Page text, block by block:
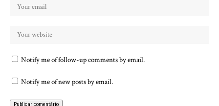
Notify me of follow-up comments by email.
Notify me of new posts by email.